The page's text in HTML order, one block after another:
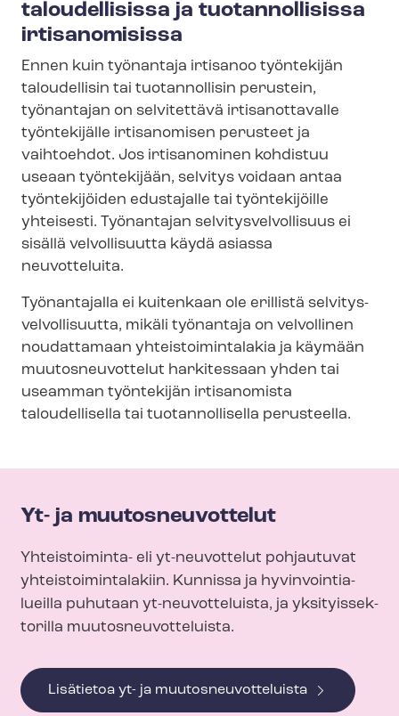
taloudellisissa ja tuotannollisissa
irtisanomisissa
Ennen kuin työnantaja irtisanoo työntekijän
taloudellisin tai tuotannollisin perustein,
työnantajan on selvitettävä irtisanottavalle
työntekijälle irtisanomisen perusteet ja
vaihtoehdot. Jos irtisanominen kohdistuu
useaan työntekijään, selvitys voidaan antaa
työntekijöiden edustajalle tai työntekijöille
yhteisesti. Työnantajan sel­vi­tys­vel­vol­li­suus ei
sisällä velvollisuutta käydä asiassa
neuvotteluita.
Työnantajalla ei kuitenkaan ole erillistä sel­vi­tys­
vel­vol­li­suut­ta, mikäli työnantaja on velvollinen
noudattamaan yh­teis­toi­min­ta­la­kia ja käymään
muutosneuvottelut harkitessaan yhden tai
useamman työntekijän irtisanomista
taloudellisella tai tuotannollisella perusteella.
Yt- ja muutosneuvottelut
Yhteistoiminta- eli yt-neuvottelut pohjautuvat
yh­teis­toi­min­ta­la­kiin. Kunnissa ja hy­vin­voin­tia­
lueil­la puhutaan yt-neuvotteluista, ja yk­si­tyis­sek­
to­ril­la muu­tos­neu­vot­te­luis­ta.
Lisätietoa yt- ja muu­tos­neu­vot­te­luis­ta